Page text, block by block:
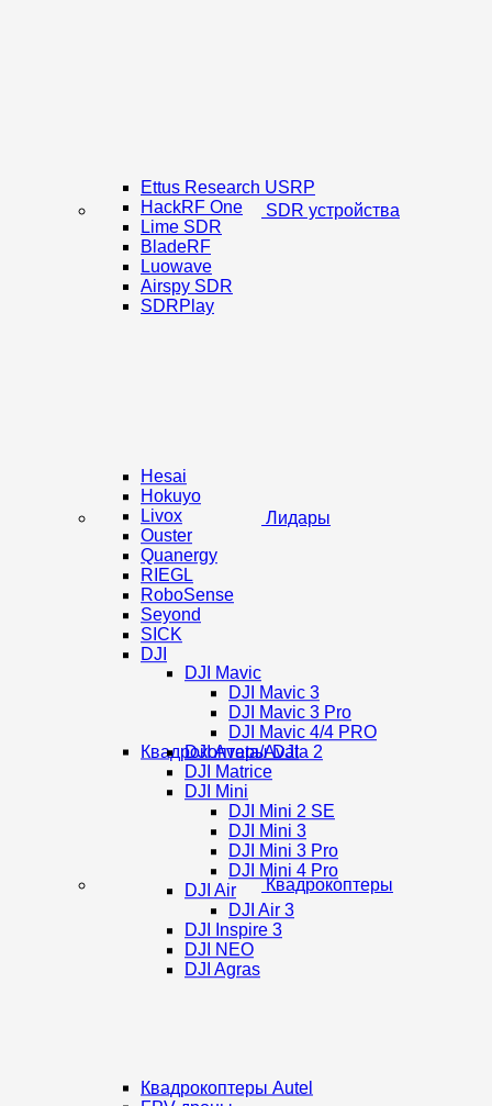
SDR устройства
Ettus Research USRP
HackRF One
Lime SDR
BladeRF
Luowave
Airspy SDR
SDRPlay
Лидары
Hesai
Hokuyo
Livox
Ouster
Quanergy
RIEGL
RoboSense
Seyond
SICK
DJI
Квадрокоптеры
Квадрокоптеры DJI
DJI Mavic
DJI Mavic 3
DJI Mavic 3 Pro
DJI Mavic 4/4 PRO
DJI Avata/Avata 2
DJI Matrice
DJI Mini
DJI Mini 2 SE
DJI Mini 3
DJI Mini 3 Pro
DJI Mini 4 Pro
DJI Air
DJI Air 3
DJI Inspire 3
DJI NEO
DJI Agras
Квадрокоптеры Autel